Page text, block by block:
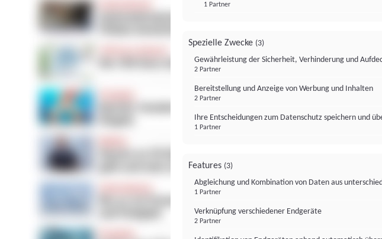
1 Partner
Spezielle Zwecke (3)
Gewährleistung der Sicherheit, Verhinderung und
2 Partner
Bereitstellung und Anzeige von Werbung und Inhalten
2 Partner
Ihre Entscheidungen zum Datenschutz speichern und
1 Partner
Features (3)
Abgleichung und Kombination von Daten aus
1 Partner
Verknüpfung verschiedener Endgeräte
2 Partner